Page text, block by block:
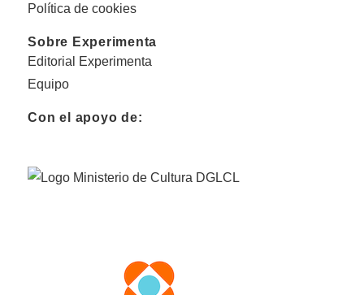
Política de cookies
Sobre Experimenta
Editorial Experimenta
Equipo
Con el apoyo de: